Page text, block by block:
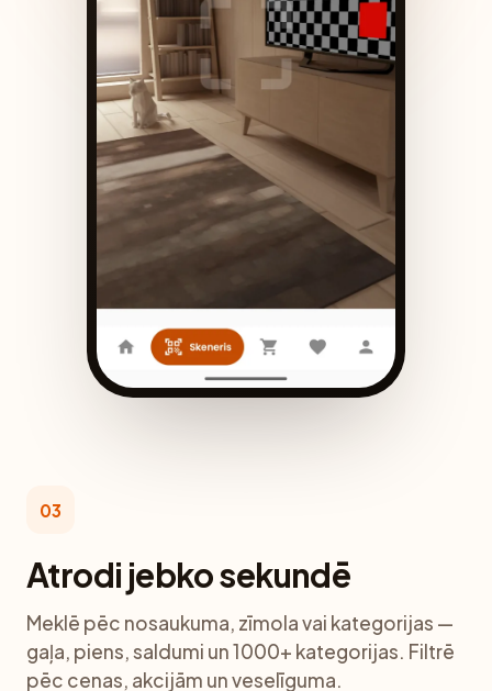
03
Atrodi jebko sekundē
Meklē pēc nosaukuma, zīmola vai kategorijas —
gaļa, piens, saldumi un 1000+ kategorijas. Filtrē
pēc cenas, akcijām un veselīguma.